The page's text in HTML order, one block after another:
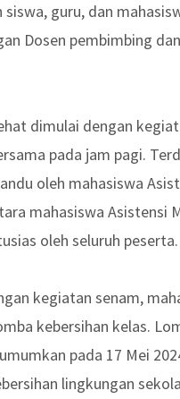
guru, dan
Dosen pembimbing
dimulai dengan
pada jam pagi.
oleh mahasiswa
mahasiswa Asistensi
oleh seluruh peserta.
kegiatan senam,
kebersihan kelas.
pada 17 Mei
lingkungan